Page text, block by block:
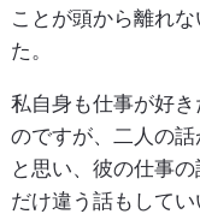
ことが頭から離れ
た。
私自身も仕事が好
のですが、二人の
と思い、彼の仕事
だけ違う話もして